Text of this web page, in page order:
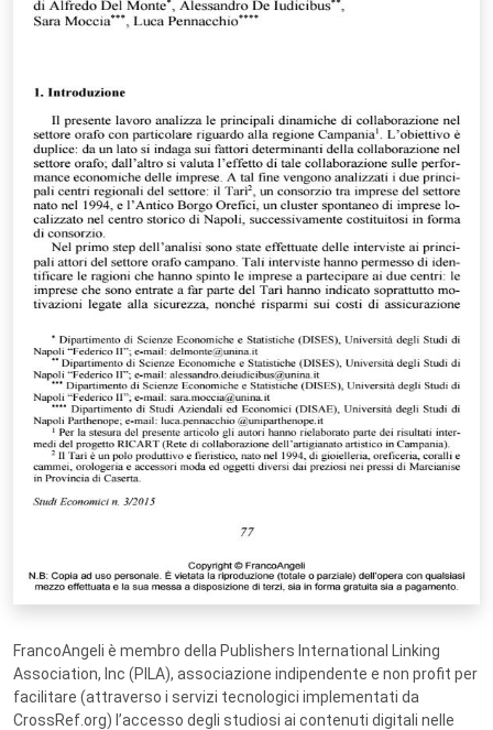
FrancoAngeli è membro della Publishers International Linking
Association, Inc (PILA), associazione indipendente e non profit per
facilitare (attraverso i servizi tecnologici implementati da
CrossRef.org) l’accesso degli studiosi ai contenuti digitali nelle